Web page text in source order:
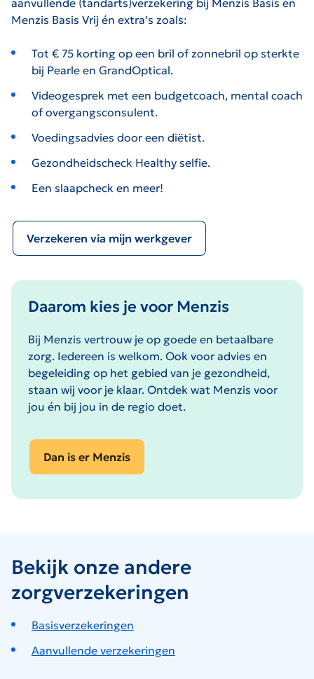
Menzis Basis Vrij én extra’s zoals:
Tot € 75 korting op een bril of zonnebril op sterkte
bij Pearle en GrandOptical.
Videogesprek met een budgetcoach, mental coach
of overgangsconsulent.
Voedingsadvies door een diëtist.
Gezondheidscheck Healthy selfie.
Een slaapcheck en meer!
Verzekeren via mijn werkgever
Daarom kies je voor Menzis
Bij Menzis vertrouw je op goede en betaalbare
zorg. Iedereen is welkom. Ook voor advies en
begeleiding op het gebied van je gezondheid,
staan wij voor je klaar. Ontdek wat Menzis voor
jou én bij jou in de regio doet.
Dan is er Menzis
Bekijk onze andere
zorgverzekeringen
Basisverzekeringen
Aanvullende verzekeringen